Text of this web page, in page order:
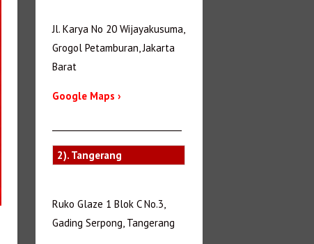
Jl. Karya No 20 Wijayakusuma,
Grogol Petamburan, Jakarta
Barat
Google Maps ›
2). Tangerang
Ruko Glaze 1 Blok C No.3,
Gading Serpong, Tangerang